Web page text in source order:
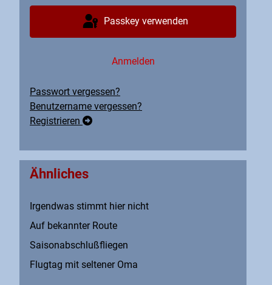
Passkey verwenden
Anmelden
Passwort vergessen?
Benutzername vergessen?
Registrieren
Ähnliches
Irgendwas stimmt hier nicht
Auf bekannter Route
Saisonabschlußfliegen
Flugtag mit seltener Oma